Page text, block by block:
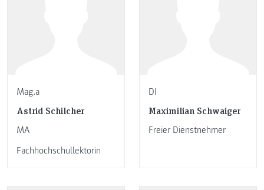
Mag.a
Astrid Schilcher
MA
Fachhochschullektorin
DI
Maximilian Schwaiger
Freier Dienstnehmer